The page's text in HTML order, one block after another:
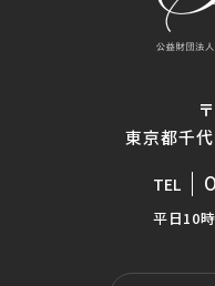
東京都千
TEL
平日10